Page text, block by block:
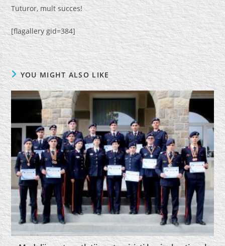
Tuturor, mult succes!
[flagallery gid=384]
YOU MIGHT ALSO LIKE